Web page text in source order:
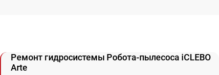
Ремонт гидросистемы Робота-пылесоса iCLEBO
Arte